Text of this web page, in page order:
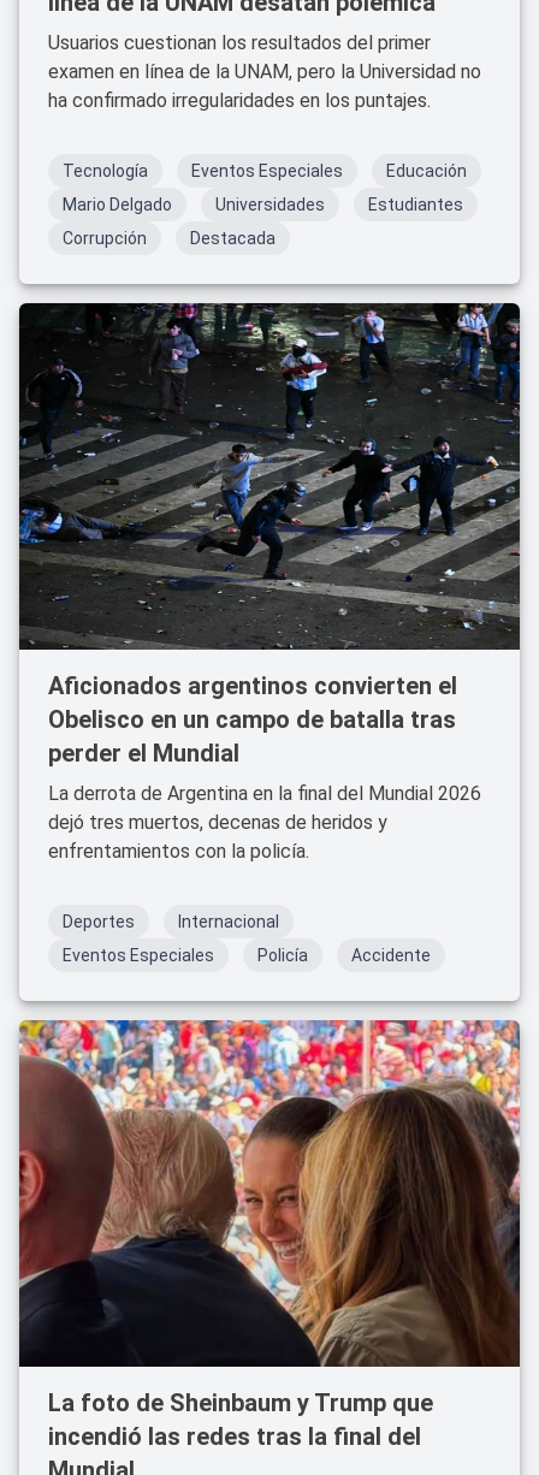
Usuarios cuestionan los resultados del primer
examen en línea de la UNAM, pero la Universidad no
ha confirmado irregularidades en los puntajes.
Tecnología Eventos Especiales
Educación
Mario Delgado
Universidades
Estudiantes
Corrupción
Destacada
Aficionados argentinos convierten el
Obelisco en un campo de batalla tras
perder el Mundial
La derrota de Argentina en la final del Mundial 2026
dejó tres muertos, decenas de heridos y
enfrentamientos con la policía.
Deportes
Internacional
Eventos Especiales
Policía Accidente
La foto de Sheinbaum y Trump que
incendió las redes tras la final del